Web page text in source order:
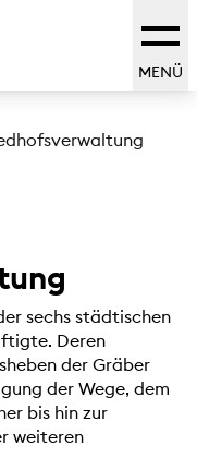
MENÜ
sechs städtischen
Deren
der Gräber
der Wege, dem
bis hin zur
weiteren